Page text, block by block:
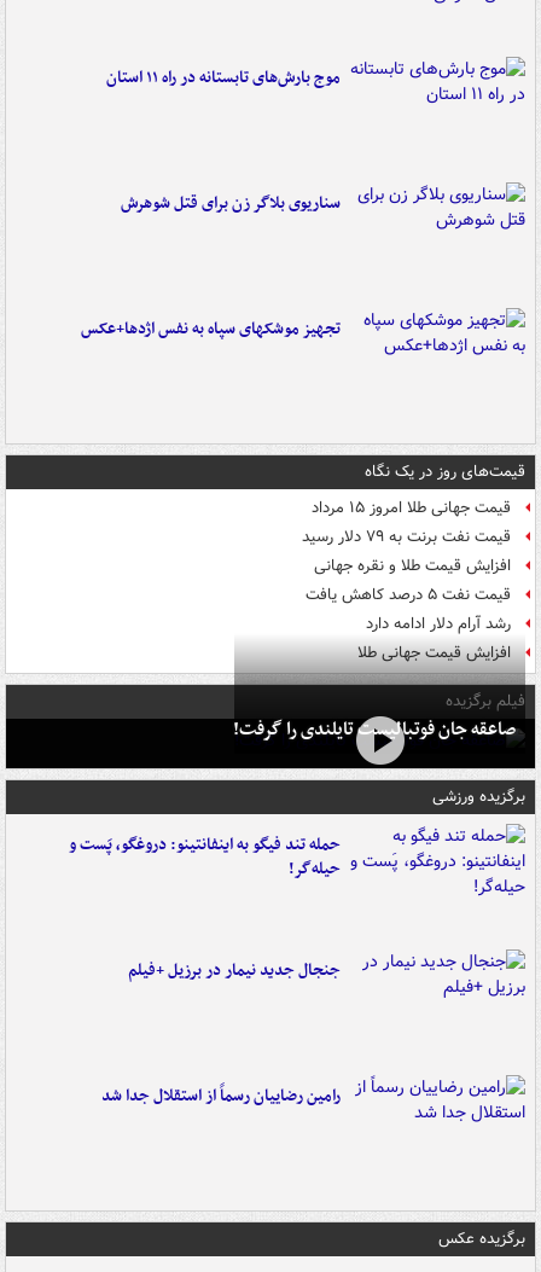
موج بارش‌های تابستانه در راه ۱۱ استان
سناریوی بلاگر زن برای قتل شوهرش
تجهیز موشکهای سپاه به نفس اژدها+عکس
قیمت‌های روز در یک نگاه
قیمت جهانی طلا امروز ۱۵ مرداد
قیمت نفت برنت به ۷۹ دلار رسید
افزایش قیمت طلا و نقره جهانی
قیمت نفت ۵ درصد کاهش یافت
رشد آرام دلار ادامه دارد
افزایش قیمت جهانی طلا
فیلم برگزیده
صاعقه جان فوتبالیست تایلندی را گرفت!
برگزیده ورزشی
حمله تند فیگو به اینفانتینو: دروغگو، پَست‌ و
حیله‌گر!
جنجال جدید نیمار در برزیل +فیلم
رامین رضاییان رسماً از استقلال جدا شد
برگزیده عکس